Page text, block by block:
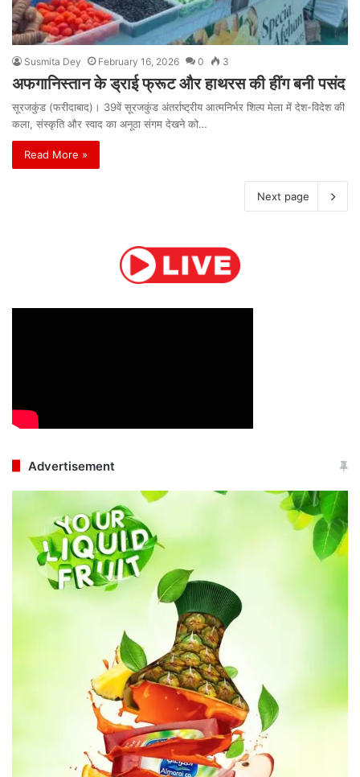
Susmita Dey February 16, 2026 0 3
अफगानिस्तान के ड्राई फ्रूट और हाथरस की हींग बनी पसंद
सूरजकुंड (फरीदाबाद)। 39वें सूरजकुंड अंतर्राष्ट्रीय आत्मनिर्भर शिल्प मेला में देश-विदेश की
कला, संस्कृति और स्वाद का अनूठा संगम देखने को…
Read More »
Next page
Advertisement